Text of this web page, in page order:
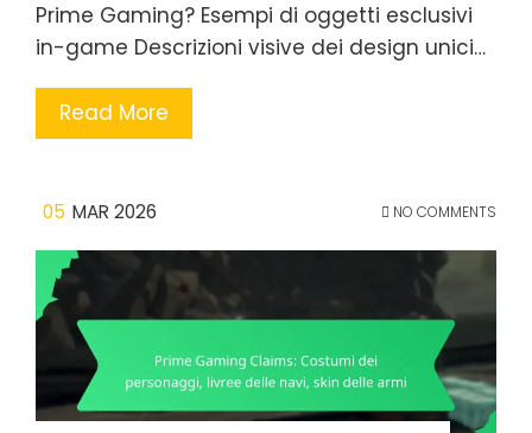
Prime Gaming? Esempi di oggetti esclusivi
in-game Descrizioni visive dei design unici…
Read More
05 MAR 2026 NO COMMENTS